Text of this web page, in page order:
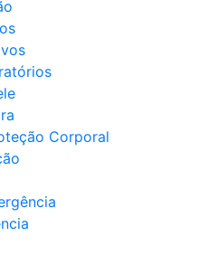
Corporal